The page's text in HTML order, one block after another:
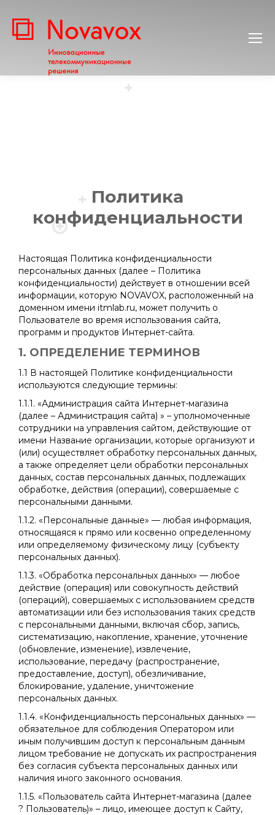
Политика
конфиденциальности
Настоящая Политика конфиденциальности
персональных данных (далее – Политика
конфиденциальности) действует в отношении всей
информации, которую NOVAVOX, расположенный на
доменном имени itmlab.ru, может получить о
Пользователе во время использования сайта,
программ и продуктов Интернет-сайта.
1. ОПРЕДЕЛЕНИЕ ТЕРМИНОВ
1.1 В настоящей Политике конфиденциальности
используются следующие термины:
1.1.1. «Администрация сайта Интернет-магазина
(далее – Администрация сайта) » – уполномоченные
сотрудники на управления сайтом, действующие от
имени Название организации, которые организуют и
(или) осуществляет обработку персональных данных,
а также определяет цели обработки персональных
данных, состав персональных данных, подлежащих
обработке, действия (операции), совершаемые с
персональными данными.
1.1.2. «Персональные данные» — любая информация,
относящаяся к прямо или косвенно определенному
или определяемому физическому лицу (субъекту
персональных данных).
1.1.3. «Обработка персональных данных» — любое
действие (операция) или совокупность действий
(операций), совершаемых с использованием средств
автоматизации или без использования таких средств
с персональными данными, включая сбор, запись,
систематизацию, накопление, хранение, уточнение
(обновление, изменение), извлечение,
использование, передачу (распространение,
предоставление, доступ), обезличивание,
блокирование, удаление, уничтожение
персональных данных.
1.1.4. «Конфиденциальность персональных данных» —
обязательное для соблюдения Оператором или
иным получившим доступ к персональным данным
лицом требование не допускать их распространения
без согласия субъекта персональных данных или
наличия иного законного основания.
1.1.5. «Пользователь сайта Интернет-магазина (далее
? Пользователь)» – лицо, имеющее доступ к Сайту,